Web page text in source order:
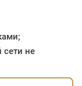
не
изделия;